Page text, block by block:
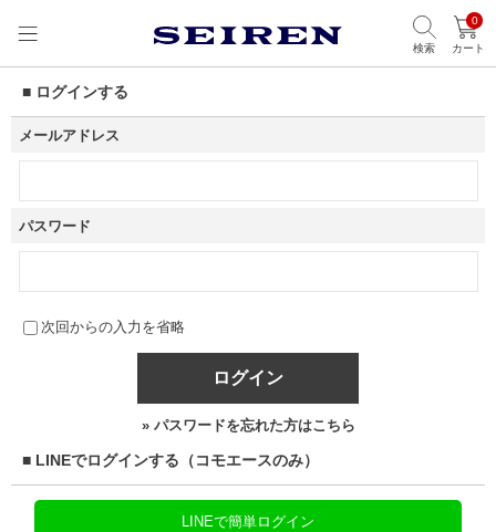
検索
0
カート
■ ログインする
メールアドレス
パスワード
次回からの入力を省略
ログイン
» パスワードを忘れた方はこちら
■ LINEでログインする（コモエースのみ）
LINEで簡単ログイン